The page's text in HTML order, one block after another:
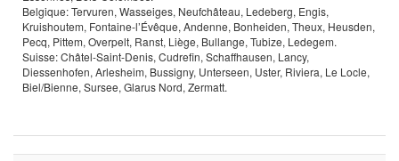
Belgique: Tervuren, Wasseiges, Neufchâteau, Ledeberg, Engis,
Kruishoutem, Fontaine-l’Évêque, Andenne, Bonheiden, Theux, Heusden,
Pecq, Pittem, Overpelt, Ranst, Liège, Bullange, Tubize, Ledegem.
Suisse: Châtel-Saint-Denis, Cudrefin, Schaffhausen, Lancy,
Diessenhofen, Arlesheim, Bussigny, Unterseen, Uster, Riviera, Le Locle,
Biel/Bienne, Sursee, Glarus Nord, Zermatt.